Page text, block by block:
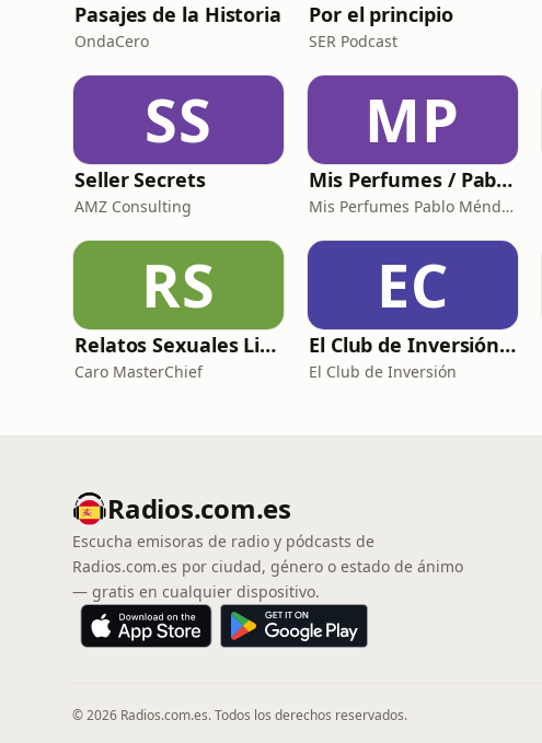
Pasajes de la Historia
OndaCero
Por el principio
SER Podcast
SS
Seller Secrets
AMZ Consulting
MP
Mis Perfumes / Pablo Méndez
Mis Perfumes Pablo Méndez
RS
Relatos Sexuales Liberales
Caro MasterChief
EC
El Club de Inversión podcast
El Club de Inversión
Radios.com.es
Escucha emisoras de radio y pódcasts de
Radios.com.es por ciudad, género o estado de ánimo
— gratis en cualquier dispositivo.
© 2026 Radios.com.es. Todos los derechos reservados.